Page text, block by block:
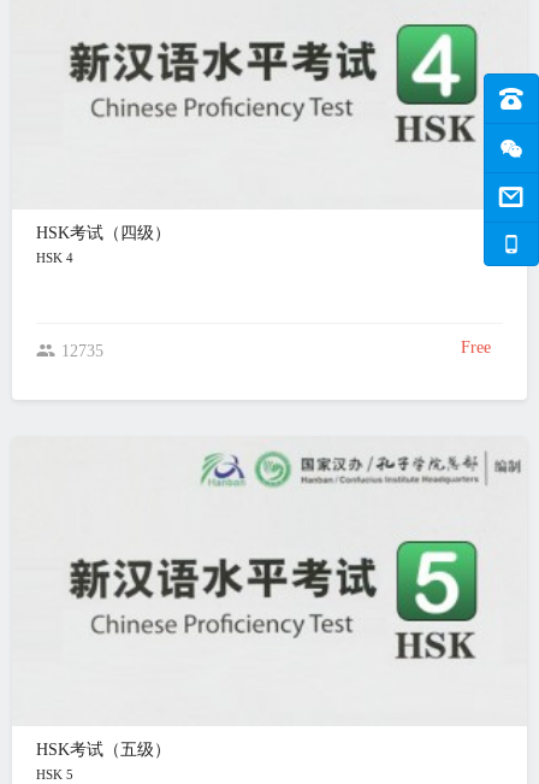
HSK考试（四级）
HSK 4
12735 Free
HSK考试（五级）
HSK 5